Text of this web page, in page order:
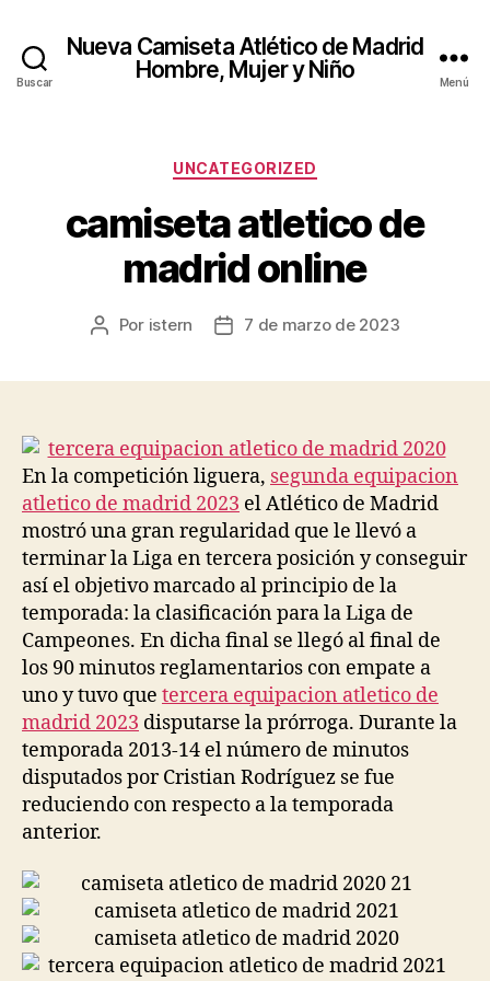
Buscar
Nueva Camiseta Atlético de Madrid
Hombre, Mujer y Niño
Menú
Categorías
UNCATEGORIZED
camiseta atletico de
madrid online
Autor
Por istern
Fecha7 de marzo de 2023
En la competición liguera, segunda equipacion
atletico de madrid 2023 el Atlético de Madrid
mostró una gran regularidad que le llevó a
terminar la Liga en tercera posición y conseguir
así el objetivo marcado al principio de la
temporada: la clasificación para la Liga de
Campeones. En dicha final se llegó al final de
los 90 minutos reglamentarios con empate a
uno y tuvo que tercera equipacion atletico de
madrid 2023 disputarse la prórroga. Durante la
temporada 2013-14 el número de minutos
disputados por Cristian Rodríguez se fue
reduciendo con respecto a la temporada
anterior.